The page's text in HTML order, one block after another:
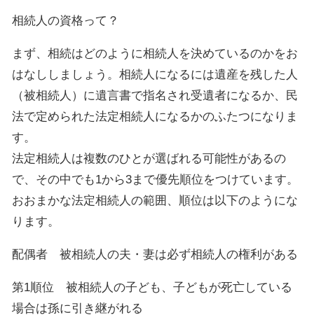
相続人の資格って？
まず、相続はどのように相続人を決めているのかをお
はなししましょう。相続人になるには遺産を残した人
（被相続人）に遺言書で指名され受遺者になるか、民
法で定められた法定相続人になるかのふたつになりま
す。
法定相続人は複数のひとが選ばれる可能性があるの
で、その中でも1から3まで優先順位をつけています。
おおまかな法定相続人の範囲、順位は以下のようにな
ります。
配偶者 被相続人の夫・妻は必ず相続人の権利がある
第1順位 被相続人の子ども、子どもが死亡している
場合は孫に引き継がれる